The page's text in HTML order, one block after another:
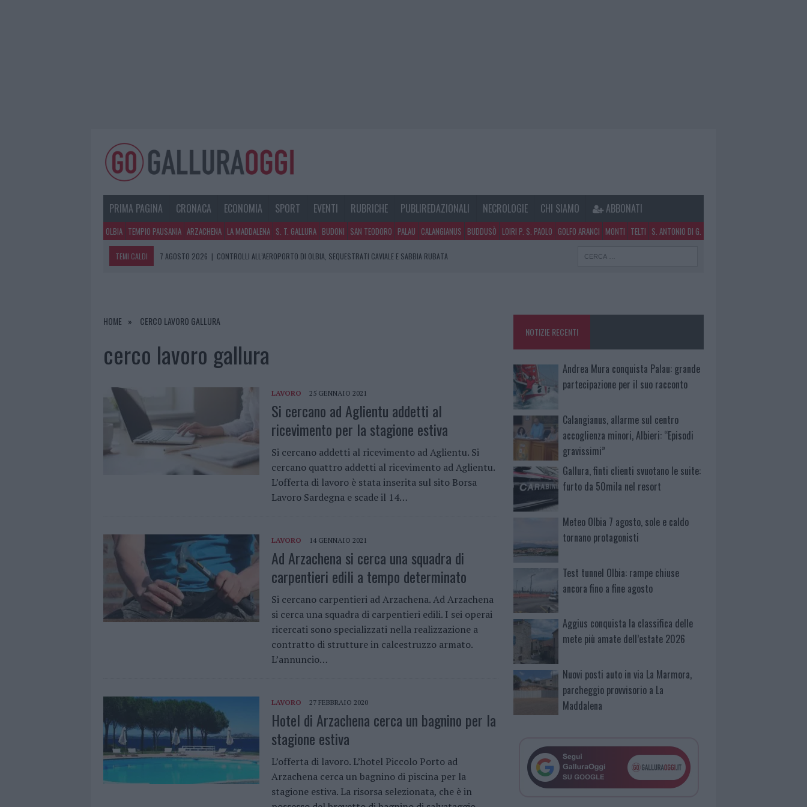
PRIMA PAGINA CRONACA ECONOMIA SPORT EVENTI RUBRICHE PUBLIREDAZIONALI NECROLOGIE CHI SIAMO ABBONATI
OLBIA TEMPIO PAUSANIA ARZACHENA LA MADDALENA S. T. GALLURA BUDONI SAN TEODORO PALAU CALANGIANUS BUDDUSÒ LOIRI P. S. PAOLO GOLFO ARANCI MONTI TELTI S. ANTONIO DI G.
TEMI CALDI 7 AGOSTO 2026 | CONTROLLI ALL’AEROPORTO DI OLBIA, SEQUESTRATI CAVIALE E SABBIA RUBATA
6 AGOSTO 2026
INCENDI, A SAN PASQUALE ARRIVA IL CAMPO BASE: L’INAUGURAZIONE
7 AGOSTO 2026 | PORTO ROTONDO OSPITA LA GRANDE SFIDA DELLA VELA NELL’ESTATE 2026
HOME CERCO LAVORO GALLURA
cerco lavoro gallura
LAVORO 25 GENNAIO 2021
Si cercano ad Aglientu addetti al
ricevimento per la stagione estiva
Si cercano addetti al ricevimento ad Aglientu. Si
cercano quattro addetti al ricevimento ad Aglientu.
L’offerta di lavoro è stata inserita sul sito Borsa
Lavoro Sardegna e scade il 14…
LAVORO 14 GENNAIO 2021
Ad Arzachena si cerca una squadra di
carpentieri edili a tempo determinato
Si cercano carpentieri ad Arzachena. Ad Arzachena
si cerca una squadra di carpentieri edili. I sei operai
ricercati sono specializzati nella realizzazione a
contratto di strutture in calcestruzzo armato.
L’annuncio…
LAVORO 27 FEBBRAIO 2020
Hotel di Arzachena cerca un bagnino per la
stagione estiva
L’offerta di lavoro. L’hotel Piccolo Porto ad
Arzachena cerca un bagnino di piscina per la
stagione estiva. La risorsa selezionata, che è in
NOTIZIE RECENTI
Andrea Mura conquista Palau: grande
partecipazione per il suo racconto
Calangianus, allarme sul centro
accoglienza minori, Albieri: “Episodi
gravissimi”
Gallura, finti clienti svuotano le suite:
furto da 50mila nel resort
Meteo Olbia 7 agosto, sole e caldo
tornano protagonisti
Test tunnel Olbia: rampe chiuse
ancora fino a fine agosto
Aggius conquista la classifica delle
mete più amate dell’estate 2026
Nuovi posti auto in via La Marmora,
parcheggio provvisorio a La
Maddalena